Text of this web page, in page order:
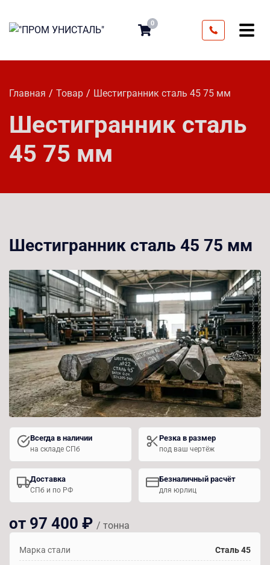
0
Главная Товар Шестигранник сталь 45 75 мм
Шестигранник сталь
45 75 мм
Шестигранник сталь 45 75 мм
Всегда в наличии
на складе СПб
Резка в размер
под ваш чертёж
Доставка
СПб и по РФ
Безналичный расчёт
для юрлиц
от 97 400 ₽ / тонна
Марка стали Сталь 45